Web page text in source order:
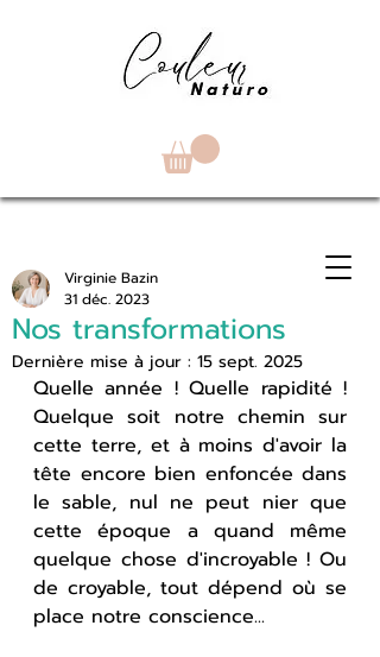
Nos transformations
Virginie Bazin
31 déc. 2023
Dernière mise à jour : 15 sept. 2025
Quelle année ! Quelle rapidité !
Quelque soit notre chemin sur
cette terre, et à moins d'avoir la
tête encore bien enfoncée dans
le sable, nul ne peut nier que
cette époque a quand même
quelque chose d'incroyable ! Ou
de croyable, tout dépend où se
place notre conscience...